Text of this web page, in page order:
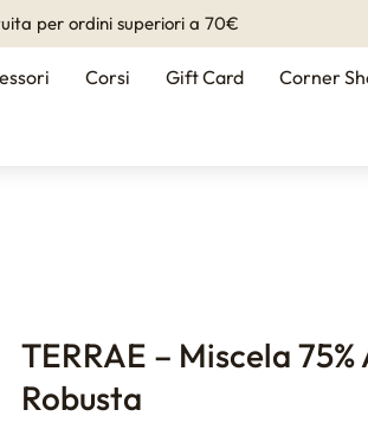
per ordini superiori a 70€
Corsi Gift Card Corner
TERRAE – Miscela
Robusta